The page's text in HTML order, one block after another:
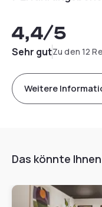
4,4/5
Sehr gutZu den 12
Weitere
Das könnte